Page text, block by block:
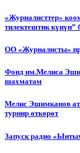
«Журналисттер»
тилектештик күнүн”
ОО «Журналисты»
Фонд им.Мелиса
шахматам
Мелис Эшимканов
турнир өткөрөт
Запуск радио